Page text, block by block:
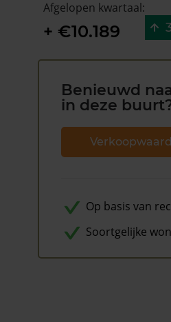
Afgelopen kwartaal:
+ €10.189
Benieuwd
in deze
Op basis van
Soortgelijke